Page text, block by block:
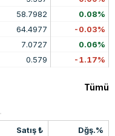
58.7982 0.08%
64.4977 -0.03%
7.0727 0.06%
0.579 -1.17%
Tümü
Satış ₺ Dğş.%